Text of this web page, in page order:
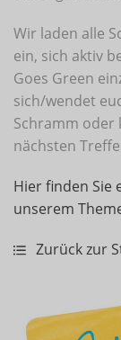
Wir laden alle
ein, sich aktiv
Goes Green
sich/wendet
Schramm oder
nächsten
Hier finden Sie
unserem
Zurück zur